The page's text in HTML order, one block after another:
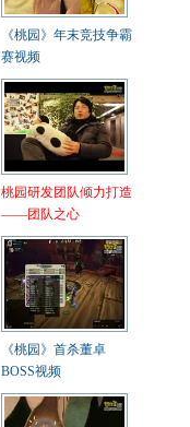
《桃园》年末竞技争霸
赛视频
桃园研发团队倾力打造
——团队之心
《桃园》首杀董卓
BOSS视频